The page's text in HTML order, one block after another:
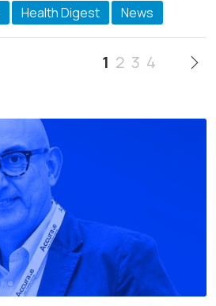
Health Digest News
1 2 3 4